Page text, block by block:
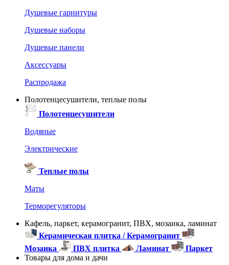
Душевые гарнитуры
Душевые наборы
Душевые панели
Аксессуары
Распродажа
Полотенцесушители, теплые полы
Полотенцесушители
Водяные
Электрические
Теплые полы
Маты
Терморегуляторы
Кафель, паркет, керамогранит, ПВХ, мозаика, ламинат
Керамическая плитка / Керамогранит
Мозаика
ПВХ плитка Ламинат
Паркет
Товары для дома и дачи